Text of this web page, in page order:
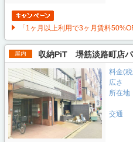
「1ヶ月以上利用で3ヶ月賃料
屋内 収納PiT 堺筋淡路町店
料金(
広さ
所在地
交通